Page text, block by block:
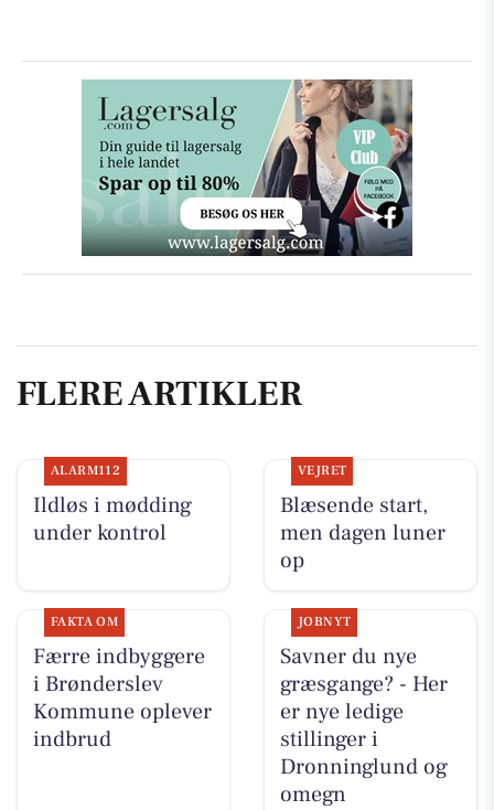
FLERE ARTIKLER
ALARM112
Ildløs i mødding
under kontrol
VEJRET
Blæsende start,
men dagen luner
op
FAKTA OM
Færre indbyggere
i Brønderslev
Kommune oplever
indbrud
JOBNYT
Savner du nye
græsgange? - Her
er nye ledige
stillinger i
Dronninglund og
omegn